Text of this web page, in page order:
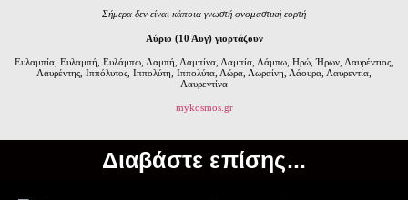
Σήμερα δεν είναι κάποια γνωστή ονομαστική εορτή
Αύριο (10 Αυγ) γιορτάζουν
Ευλαμπία, Ευλαμπή, Ευλάμπω, Λαμπή, Λαμπίνα, Λαμπία, Λάμπω, Ηρώ, Ήρων, Λαυρέντιος,
Λαυρέντης, Ιππόλυτος, Ιππολύτη, Ιππολύτα, Λώρα, Λωραίνη, Λάουρα, Λαυρεντία,
Λαυρεντίνα
mykosmos.gr
Διαβάστε επίσης...